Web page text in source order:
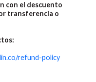
con el descuento
transferencia o
refund-policy